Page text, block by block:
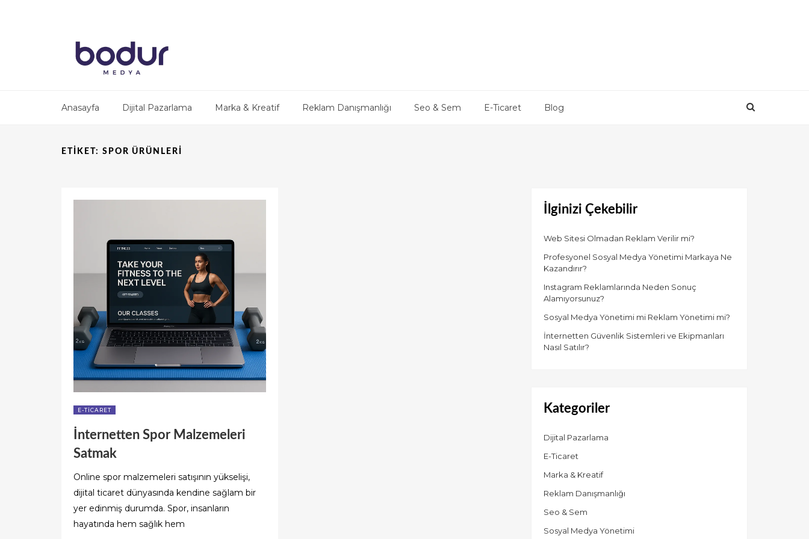
Anasayfa Dijital Pazarlama Marka & Kreatif Reklam Danışmanlığı Seo & Sem E-Ticaret Blog
ETIKET: SPOR ÜRÜNLERI
E-TICARET
İnternetten Spor Malzemeleri
Satmak
Online spor malzemeleri satışının yükselişi,
dijital ticaret dünyasında kendine sağlam bir
yer edinmiş durumda. Spor, insanların
hayatında hem sağlık hem
İlginizi Çekebilir
Web Sitesi Olmadan Reklam Verilir mi?
Profesyonel Sosyal Medya Yönetimi Markaya Ne
Kazandırır?
Instagram Reklamlarında Neden Sonuç
Alamıyorsunuz?
Sosyal Medya Yönetimi mi Reklam Yönetimi mi?
İnternetten Güvenlik Sistemleri ve Ekipmanları
Nasıl Satılır?
Kategoriler
Dijital Pazarlama
E-Ticaret
Marka & Kreatif
Reklam Danışmanlığı
Seo & Sem
Sosyal Medya Yönetimi